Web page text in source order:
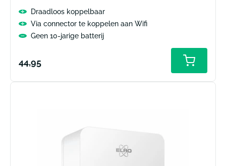
Draadloos koppelbaar
Via connector te koppelen aan Wifi
Geen 10-jarige batterij
Normale
44,95
aan